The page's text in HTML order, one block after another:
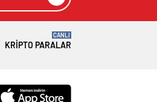
KRIPTO PARALAR
CANLI